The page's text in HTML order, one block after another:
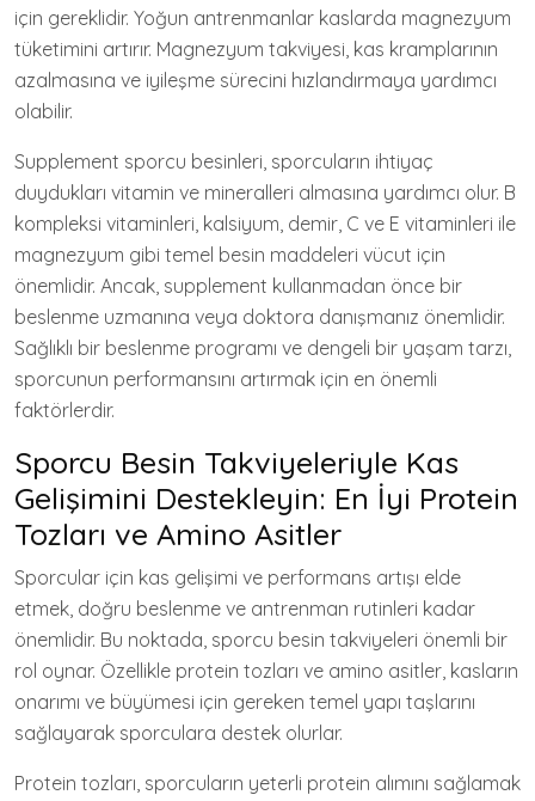
için gereklidir. Yoğun antrenmanlar kaslarda magnezyum
tüketimini artırır. Magnezyum takviyesi, kas kramplarının
azalmasına ve iyileşme sürecini hızlandırmaya yardımcı
olabilir.
Supplement sporcu besinleri, sporcuların ihtiyaç
duydukları vitamin ve mineralleri almasına yardımcı olur. B
kompleksi vitaminleri, kalsiyum, demir, C ve E vitaminleri ile
magnezyum gibi temel besin maddeleri vücut için
önemlidir. Ancak, supplement kullanmadan önce bir
beslenme uzmanına veya doktora danışmanız önemlidir.
Sağlıklı bir beslenme programı ve dengeli bir yaşam tarzı,
sporcunun performansını artırmak için en önemli
faktörlerdir.
Sporcu Besin Takviyeleriyle Kas
Gelişimini Destekleyin: En İyi Protein
Tozları ve Amino Asitler
Sporcular için kas gelişimi ve performans artışı elde
etmek, doğru beslenme ve antrenman rutinleri kadar
önemlidir. Bu noktada, sporcu besin takviyeleri önemli bir
rol oynar. Özellikle protein tozları ve amino asitler, kasların
onarımı ve büyümesi için gereken temel yapı taşlarını
sağlayarak sporculara destek olurlar.
Protein tozları, sporcuların yeterli protein alımını sağlamak